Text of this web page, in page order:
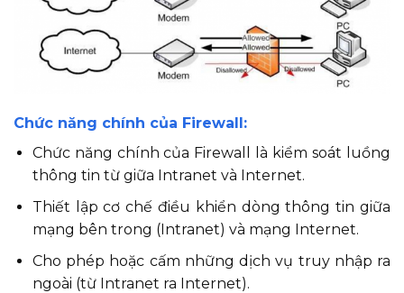
Chức năng chính của Firewall:
Chức năng chính của Firewall là kiểm soát luồng
thông tin từ giữa Intranet và Internet.
Thiết lập cơ chế điều khiển dòng thông tin giữa
mạng bên trong (Intranet) và mạng Internet.
Cho phép hoặc cấm những dịch vụ truy nhập ra
ngoài (từ Intranet ra Internet).